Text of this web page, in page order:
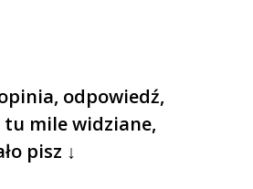
odpowiedź,
tu mile widziane,
pisz ↓